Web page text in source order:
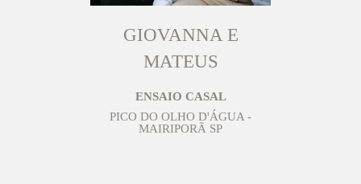
GIOVANNA E
MATEUS
ENSAIO CASAL
PICO DO OLHO D'ÁGUA -
MAIRIPORÃ SP